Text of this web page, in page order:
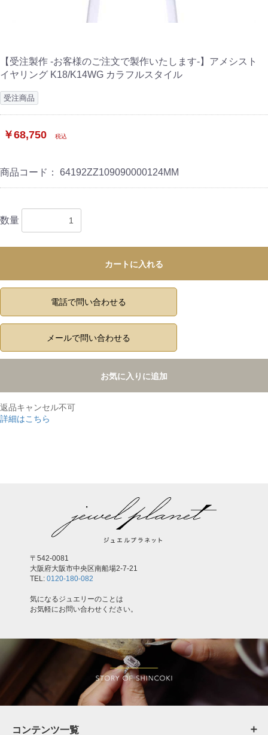
【受注製作 -お客様のご注文で製作いたします-】アメシスト
イヤリング K18/K14WG カラフルスタイル
受注商品
￥68,750 税込
商品コード： 64192ZZ109090000124MM
数量
カートに入れる
電話で問い合わせる
メールで問い合わせる
お気に入りに追加
返品キャンセル不可
詳細はこちら
〒542-0081
大阪府大阪市中央区南船場2-7-21
TEL: 0120-180-082
気になるジュエリーのことは
お気軽にお問い合わせください。
コンテンツ一覧